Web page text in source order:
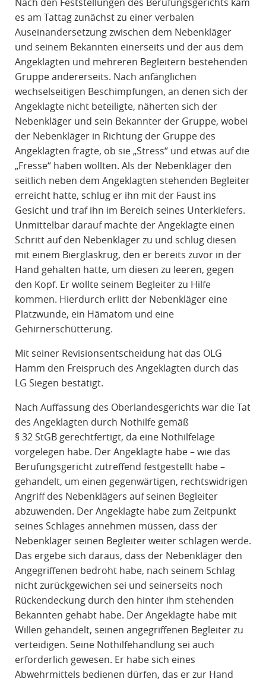
es am Tattag zunächst zu einer verbalen
Auseinandersetzung zwischen dem Nebenkläger
und seinem Bekannten einerseits und der aus dem
Angeklagten und mehreren Begleitern bestehenden
Gruppe andererseits. Nach anfänglichen
wechselseitigen Beschimpfungen, an denen sich der
Angeklagte nicht beteiligte, näherten sich der
Nebenkläger und sein Bekannter der Gruppe, wobei
der Nebenkläger in Richtung der Gruppe des
Angeklagten fragte, ob sie „Stress“ und etwas auf die
„Fresse“ haben wollten. Als der Nebenkläger den
seitlich neben dem Angeklagten stehenden Begleiter
erreicht hatte, schlug er ihn mit der Faust ins
Gesicht und traf ihn im Bereich seines Unterkiefers.
Unmittelbar darauf machte der Angeklagte einen
Schritt auf den Nebenkläger zu und schlug diesen
mit einem Bierglaskrug, den er bereits zuvor in der
Hand gehalten hatte, um diesen zu leeren, gegen
den Kopf. Er wollte seinem Begleiter zu Hilfe
kommen. Hierdurch erlitt der Nebenkläger eine
Platzwunde, ein Hämatom und eine
Gehirnerschütterung.
Mit seiner Revisionsentscheidung hat das OLG
Hamm den Freispruch des Angeklagten durch das
LG Siegen bestätigt.
Nach Auffassung des Oberlandesgerichts war die Tat
des Angeklagten durch Nothilfe gemäß
§ 32 StGB gerechtfertigt, da eine Nothilfelage
vorgelegen habe. Der Angeklagte habe – wie das
Berufungsgericht zutreffend festgestellt habe –
gehandelt, um einen gegenwärtigen, rechtswidrigen
Angriff des Nebenklägers auf seinen Begleiter
abzuwenden. Der Angeklagte habe zum Zeitpunkt
seines Schlages annehmen müssen, dass der
Nebenkläger seinen Begleiter weiter schlagen werde.
Das ergebe sich daraus, dass der Nebenkläger den
Angegriffenen bedroht habe, nach seinem Schlag
nicht zurückgewichen sei und seinerseits noch
Rückendeckung durch den hinter ihm stehenden
Bekannten gehabt habe. Der Angeklagte habe mit
Willen gehandelt, seinen angegriffenen Begleiter zu
verteidigen. Seine Nothilfehandlung sei auch
erforderlich gewesen. Er habe sich eines
Abwehrmittels bedienen dürfen, das er zur Hand